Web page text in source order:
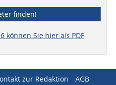
finden!
können Sie hier als PDF
zur Redaktion
AGB